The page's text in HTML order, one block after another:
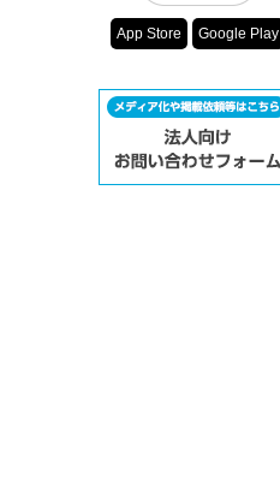
App Store Google Play